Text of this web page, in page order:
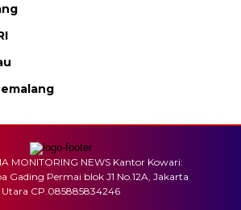
MONITORING NEWS Kantor Kowari:
Gading Permai blok J1 No.12A, Jakarta
Utara CP.085885834246